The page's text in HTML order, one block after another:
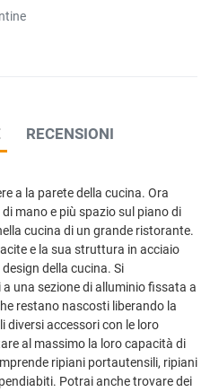
RECENSIONI
a la parete della cucina. Ora
mano e più spazio sul piano di
cucina di un grande ristorante.
e la sua struttura in acciaio
della cucina. Si
una sezione di alluminio fissata a
restano nascosti liberando la
diversi accessori con le loro
al massimo la loro capacità di
ripiani portautensili, ripiani
Potrai anche trovare dei